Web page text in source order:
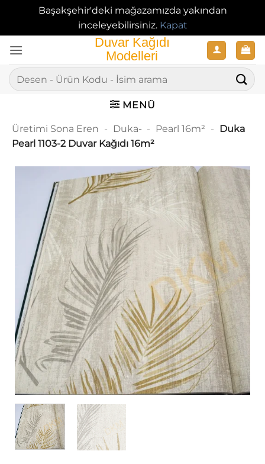
Başakşehir'deki mağazamızda yakından
inceleyebilirsiniz. Kapat
atla
Ara:
MENÜ
Üretimi Sona Eren - Duka- - Pearl 16m² - Duka
Pearl 1103-2 Duvar Kağıdı 16m²